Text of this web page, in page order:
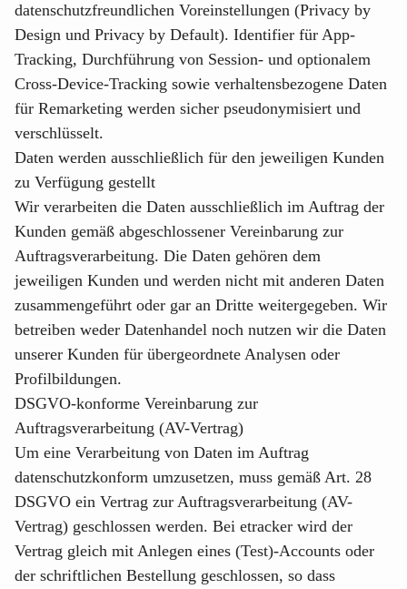
datenschutzfreundlichen Voreinstellungen (Privacy by
Design und Privacy by Default). Identifier für App-
Tracking, Durchführung von Session- und optionalem
Cross-Device-Tracking sowie verhaltensbezogene Daten
für Remarketing werden sicher pseudonymisiert und
verschlüsselt.
Daten werden ausschließlich für den jeweiligen Kunden
zu Verfügung gestellt
Wir verarbeiten die Daten ausschließlich im Auftrag der
Kunden gemäß abgeschlossener Vereinbarung zur
Auftragsverarbeitung. Die Daten gehören dem
jeweiligen Kunden und werden nicht mit anderen Daten
zusammengeführt oder gar an Dritte weitergegeben. Wir
betreiben weder Datenhandel noch nutzen wir die Daten
unserer Kunden für übergeordnete Analysen oder
Profilbildungen.
DSGVO-konforme Vereinbarung zur
Auftragsverarbeitung (AV-Vertrag)
Um eine Verarbeitung von Daten im Auftrag
datenschutzkonform umzusetzen, muss gemäß Art. 28
DSGVO ein Vertrag zur Auftragsverarbeitung (AV-
Vertrag) geschlossen werden. Bei etracker wird der
Vertrag gleich mit Anlegen eines (Test)-Accounts oder
der schriftlichen Bestellung geschlossen, so dass